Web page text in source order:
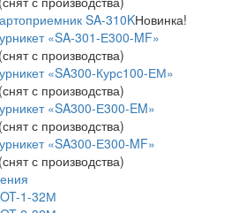
SA-310KНовинка!
«SA-301-Е300-MF»
(снят с производства)
«SA300-Курс100-ЕМ»
(снят с производства)
«SA300-Е300-EM»
(снят с производства)
«SA300-Е300-MF»
(снят с производства)
1-32М